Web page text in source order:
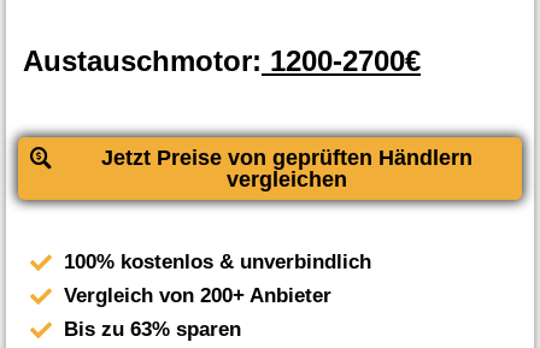
Austauschmotor: 1200-2700€
Jetzt Preise von geprüften Händlern
vergleichen
100% kostenlos & unverbindlich
Vergleich von 200+ Anbieter
Bis zu 63% sparen